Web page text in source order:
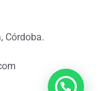
Córdoba.